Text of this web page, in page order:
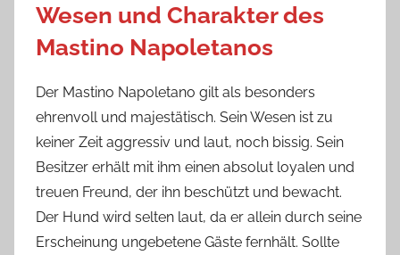
Wesen und Charakter des
Mastino Napoletanos
Der Mastino Napoletano gilt als besonders
ehrenvoll und majestätisch. Sein Wesen ist zu
keiner Zeit aggressiv und laut, noch bissig. Sein
Besitzer erhält mit ihm einen absolut loyalen und
treuen Freund, der ihn beschützt und bewacht.
Der Hund wird selten laut, da er allein durch seine
Erscheinung ungebetene Gäste fernhält. Sollte